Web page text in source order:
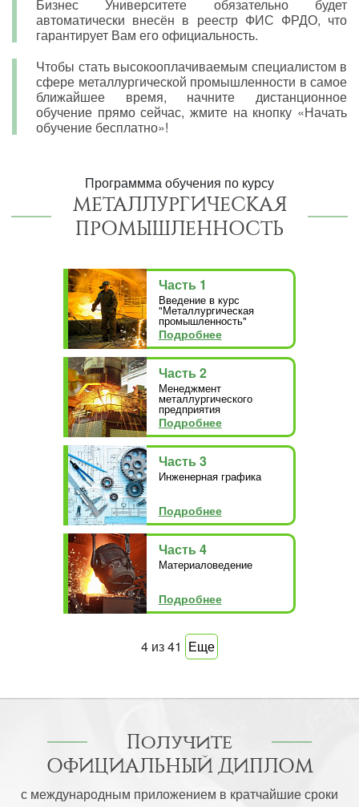
Бизнес Университете обязательно будет
автоматически внесён в реестр ФИС ФРДО, что
гарантирует Вам его официальность.
Чтобы стать высокооплачиваемым специалистом в
сфере металлургической промышленности в самое
ближайшее время, начните дистанционное
обучение прямо сейчас, жмите на кнопку «Начать
обучение бесплатно»!
Программма обучения по курсу
МЕТАЛЛУРГИЧЕСКАЯ
ПРОМЫШЛЕННОСТЬ
Часть 1
Введение в курс
"Металлургическая
промышленность"
Подробнее
Часть 2
Менеджмент
металлургического
предприятия
Подробнее
Часть 3
Инженерная графика
Подробнее
Часть 4
Материаловедение
Подробнее
4 из41 Еще
Получите
ОФИЦИАЛЬНЫЙ ДИПЛОМ
с международным приложением в кратчайшие сроки